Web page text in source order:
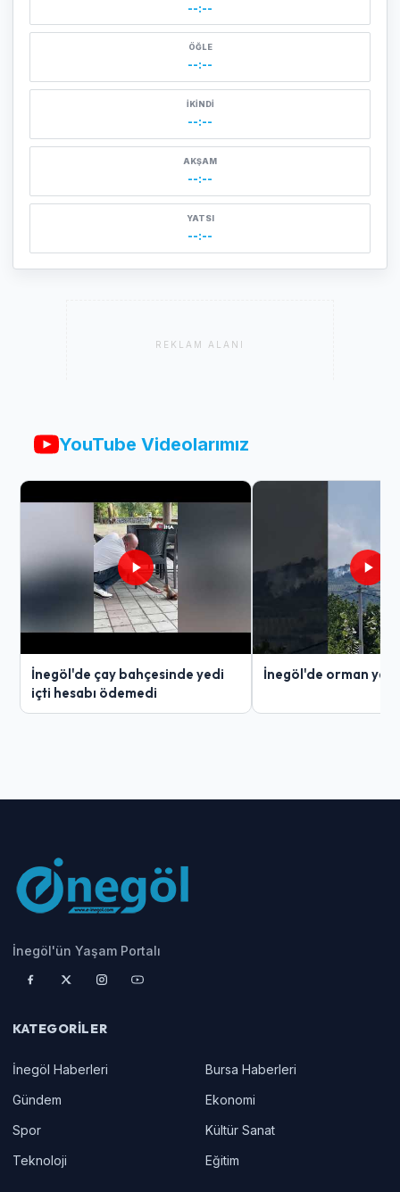
--:--
ÖĞLE
--:--
İKINDI
--:--
AKŞAM
--:--
YATSI
--:--
REKLAM ALANI
YouTube Videolarımız
İnegöl'de çay bahçesinde yedi
içti hesabı ödemedi
İnegöl'de orman
İnegöl'ün Yaşam Portalı
KATEGORILER
İnegöl Haberleri
Bursa Haberleri
Gündem
Ekonomi
Spor
Kültür Sanat
Teknoloji
Eğitim